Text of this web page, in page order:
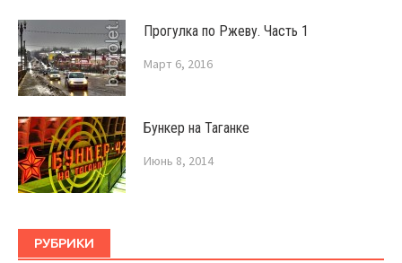
Прогулка по Ржеву. Часть 1
Март 6, 2016
Бункер на Таганке
Июнь 8, 2014
РУБРИКИ